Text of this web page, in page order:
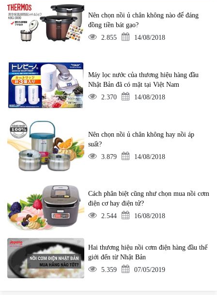
Nên chọn nồi ủ chân không nào để đáng
đồng tiền bát gạo?
2.855
14/08/2018
Máy lọc nước của thương hiệu hàng đầu
Nhật Bản đã có mặt tại Việt Nam
2.370
14/08/2018
Nên chọn nồi ủ chân không hay nồi áp
suất?
3.879
14/08/2018
Cách phân biệt cũng như chọn mua nồi cơm
điện cơ hay điện tử?
2.544
16/08/2018
Hai thương hiệu nồi cơm điện hàng đầu thế
giới đến từ Nhật Bản
5.359
07/05/2019